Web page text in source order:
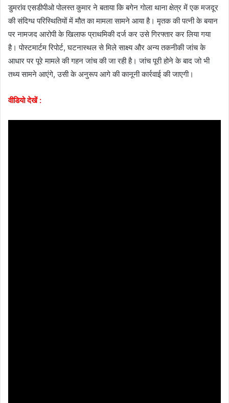
डुमरांव एसडीपीओ पोलस्त कुमार ने बताया कि बगेन गोला थाना क्षेत्र में एक मजदूर
की संदिग्ध परिस्थितियों में मौत का मामला सामने आया है। मृतक की पत्नी के बयान
पर नामजद आरोपी के खिलाफ प्राथमिकी दर्ज कर उसे गिरफ्तार कर लिया गया
है। पोस्टमार्टम रिपोर्ट, घटनास्थल से मिले साक्ष्य और अन्य तकनीकी जांच के
आधार पर पूरे मामले की गहन जांच की जा रही है। जांच पूरी होने के बाद जो भी
तथ्य सामने आएंगे, उसी के अनुरूप आगे की कानूनी कार्रवाई की जाएगी।
वीडियो देखें :